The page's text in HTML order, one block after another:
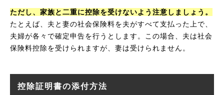
ただし、家族と二重に控除を受けないよう注意しましょう。
たとえば、夫と妻の社会保険料を夫がすべて支払った上で、
夫婦が各々で確定申告を行うとします。この場合、夫は社会
保険料控除を受けられますが、妻は受けられません。
控除証明書の添付方法